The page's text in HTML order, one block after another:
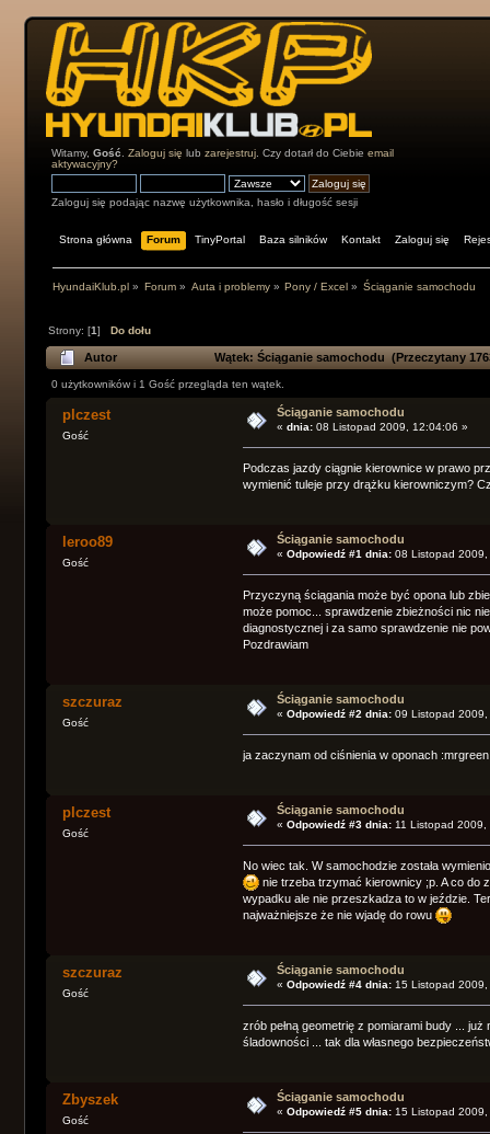
Witamy,Gość .Zaloguj się lubzarejestruj . Czy dotarł do Ciebieemail
aktywacyjny?
Zaloguj się podając nazwę użytkownika, hasło i długość sesji
Strona główna Forum TinyPortal Baza silników Kontakt Zaloguj się
HyundaiKlub.pl» Forum» Auta i problemy» Pony / Excel » Ściąganie samochodu
Strony: [1] Do dołu
Autor Wątek: Ściąganie samochodu (Przeczytany
0 użytkowników i 1 Gość przegląda ten wątek.
plczest
Gość
Ściąganie samochodu
«dnia: 08 Listopad 2009, 12:04:06 »
Podczas jazdy ciągnie kierownice w prawo
wymienić tuleje przy drążku kierowniczym?
leroo89
Gość
Ściąganie samochodu
«Odpowiedź #1 dnia: 08 Listopad
Przyczyną ściągania może być opona lub
może pomoc... sprawdzenie zbieżności nic
diagnostycznej i za samo sprawdzenie nie
Pozdrawiam
szczuraz
Gość
Ściąganie samochodu
«Odpowiedź #2 dnia: 09 Listopad
ja zaczynam od ciśnienia w oponach
plczest
Gość
Ściąganie samochodu
«Odpowiedź #3 dnia: 11 Listopad
No wiec tak. W samochodzie została
nie trzeba trzymać kierownicy ;p. A co do
wypadku ale nie przeszkadza to w jeździe.
najważniejsze że nie wjadę do rowu
szczuraz
Gość
Ściąganie samochodu
«Odpowiedź #4 dnia: 15 Listopad
zrób pełną geometrię z pomiarami budy ...
śladowności ... tak dla własnego
Zbyszek
Gość
Ściąganie samochodu
«Odpowiedź #5 dnia: 15 Listopad